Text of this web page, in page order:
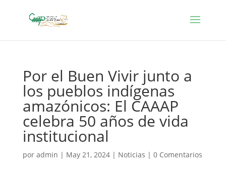
Por el Buen Vivir junto a
los pueblos indígenas
amazónicos: El CAAAP
celebra 50 años de vida
institucional
por admin | May 21, 2024| Noticias | 0 Comentarios